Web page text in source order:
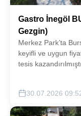
Gastro İnegöl
Gezgin)
Merkez Park’ta
keyifli ve uygun
tesis
30.07.2026